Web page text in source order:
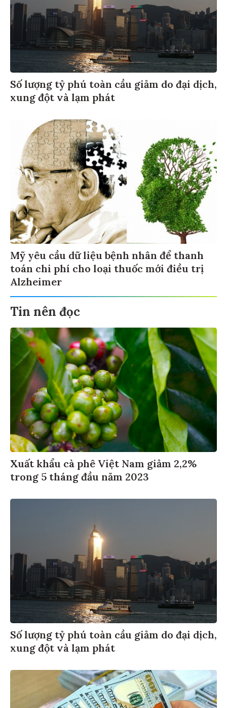
Số lượng tỷ phú toàn cầu giảm do đại dịch,
xung đột và lạm phát
Mỹ yêu cầu dữ liệu bệnh nhân để thanh
toán chi phí cho loại thuốc mới điều trị
Alzheimer
Tin nên đọc
Xuất khẩu cà phê Việt Nam giảm 2,2%
trong 5 tháng đầu năm 2023
Số lượng tỷ phú toàn cầu giảm do đại dịch,
xung đột và lạm phát